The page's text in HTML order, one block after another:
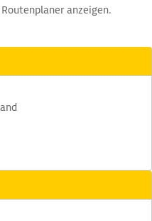
anzeigen.